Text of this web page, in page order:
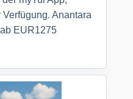
Anantara
EUR1275